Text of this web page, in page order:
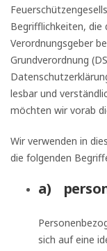
Begrifflichkeiten, die
Verordnungsgeber
Grundverordnung
lesbar und
möchten wir vorab
Wir verwenden in
die folgenden
a)
sich auf eine